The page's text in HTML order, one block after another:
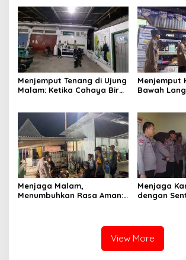
Menjemput Tenang di Ujung
Malam: Ketika Cahaya Biru
Sabbangparu
Menjemput
Bawah
Menjaga
Menjaga Malam,
Menumbuhkan Rasa Aman:
Menjaga
dengan
View More